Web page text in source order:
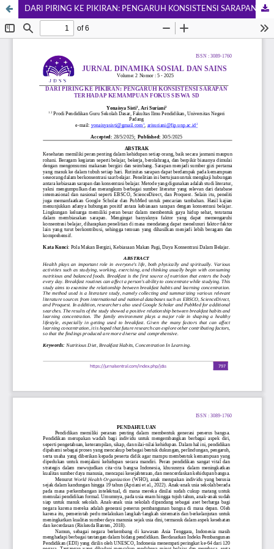
DARI PIRING KE PIKIRAN: PENGARUH KONSISTENSI SARAPAN TERHADAP KEMAMPUAN FOKUS SISWA SD